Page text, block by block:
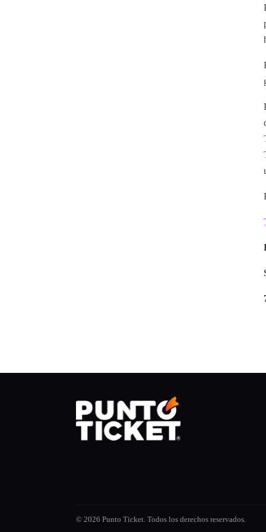
© 2026 Punto Ticket. Todos los derechos reservados.